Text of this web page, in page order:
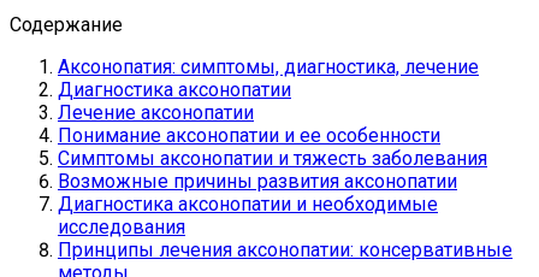
Содержание
Аксонопатия: симптомы, диагностика, лечение
Диагностика аксонопатии
Лечение аксонопатии
Понимание аксонопатии и ее особенности
Симптомы аксонопатии и тяжесть заболевания
Возможные причины развития аксонопатии
Диагностика аксонопатии и необходимые
исследования
Принципы лечения аксонопатии: консервативные